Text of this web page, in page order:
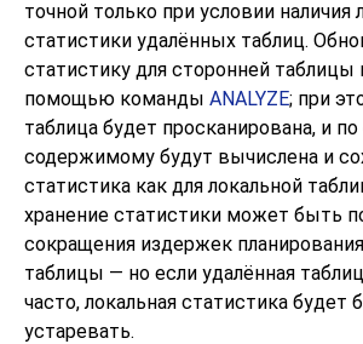
точной только при условии наличия
статистики удалённых таблиц.
статистику для сторонней
помощью команды ANALYZE; при
таблица будет просканирована, и по
содержимому будут вычислена и
статистика как для локальной
хранение статистики может быть
сокращения издержек
таблицы — но если удалённая
часто, локальная статистика будет
устаревать.